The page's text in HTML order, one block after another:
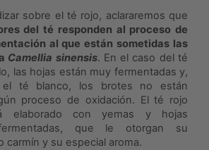
sobre el té rojo, aclararemos que
del té responden al proceso de
al que están sometidas las
Camellia sinensis. En el caso del té
las hojas están muy fermentadas y,
té blanco, los brotes no están
proceso de oxidación. El té rojo
elaborado con yemas y hojas
que le otorgan su
carmín y su especial aroma.